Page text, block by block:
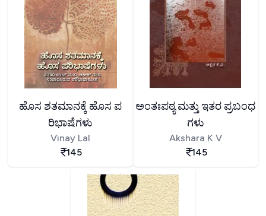
ಹೊಸ ಶತಮಾನಕ್ಕೆ ಹೊಸ ಪ
ರಿಭಾಷೆಗಳು
Vinay Lal
145
ಅಂತಃಪಠ್ಯ ಮತ್ತು ಇತರ ಪ್ರಬಂಧ
ಗಳು
Akshara K V
145